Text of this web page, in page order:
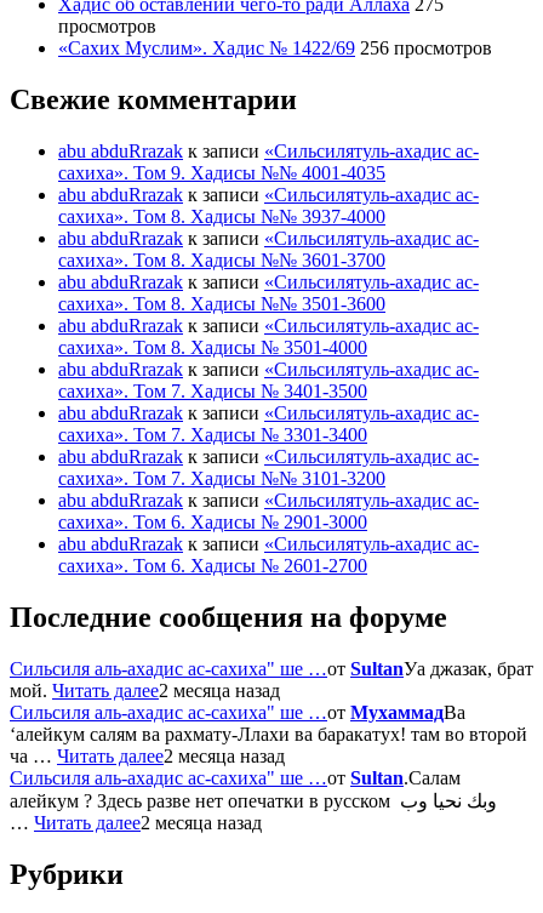
Хадис об оставлении чего-то ради Аллаха 275
просмотров
«Сахих Муслим». Хадис № 1422/69 256 просмотров
Свежие комментарии
abu abduRrazak к записи «Сильсилятуль-ахадис ас-
сахиха». Том 9. Хадисы №№ 4001-4035
abu abduRrazak к записи «Сильсилятуль-ахадис ас-
сахиха». Том 8. Хадисы №№ 3937-4000
abu abduRrazak к записи «Сильсилятуль-ахадис ас-
сахиха». Том 8. Хадисы №№ 3601-3700
abu abduRrazak к записи «Сильсилятуль-ахадис ас-
сахиха». Том 8. Хадисы №№ 3501-3600
abu abduRrazak к записи «Сильсилятуль-ахадис ас-
сахиха». Том 8. Хадисы № 3501-4000
abu abduRrazak к записи «Сильсилятуль-ахадис ас-
сахиха». Том 7. Хадисы № 3401-3500
abu abduRrazak к записи «Сильсилятуль-ахадис ас-
сахиха». Том 7. Хадисы № 3301-3400
abu abduRrazak к записи «Сильсилятуль-ахадис ас-
сахиха». Том 7. Хадисы №№ 3101-3200
abu abduRrazak к записи «Сильсилятуль-ахадис ас-
сахиха». Том 6. Хадисы № 2901-3000
abu abduRrazak к записи «Сильсилятуль-ахадис ас-
сахиха». Том 6. Хадисы № 2601-2700
Последние сообщения на форуме
Сильсиля аль-ахадис ас-сахиха" ше …от SultanУа джазак, брат
мой. Читать далее2 месяца назад
Сильсиля аль-ахадис ас-сахиха" ше …от МухаммадВа
‘алейкум салям ва рахмату-Ллахи ва баракатух! там во второй
ча … Читать далее2 месяца назад
Сильсиля аль-ахадис ас-сахиха" ше …от Sultan.Салам
алейкум ? Здесь разве нет опечатки в русском وبك نحيا وب
… Читать далее2 месяца назад
Рубрики